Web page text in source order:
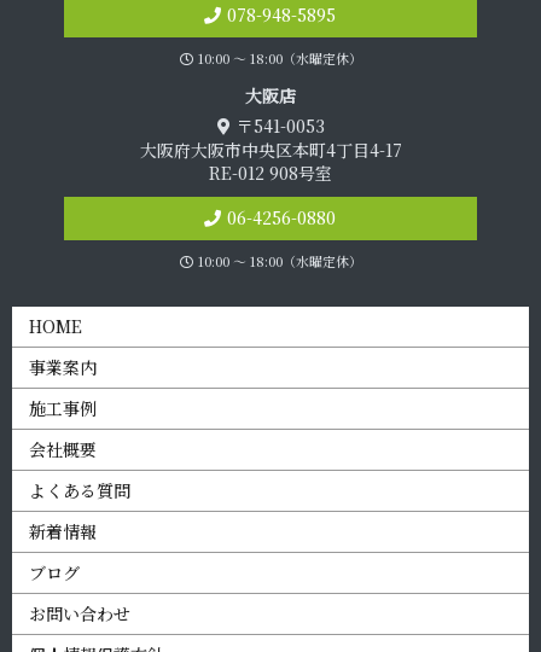
078-948-5895
10:00 〜 18:00（水曜定休）
大 阪 店
〒541-0053
大阪府大阪市中央区本町4丁目4-17
RE-012 908号室
06-4256-0880
10:00 〜 18:00（水曜定休）
HOME
事業案内
施工事例
会社概要
よくある質問
新着情報
ブログ
お問い合わせ